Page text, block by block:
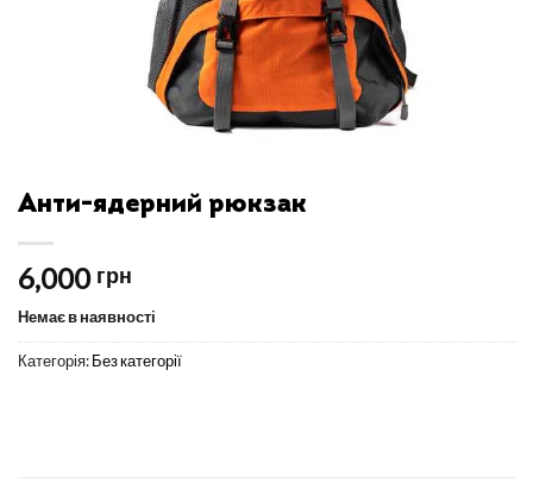
Анти-ядерний рюкзак
6,000 грн
Немає в наявності
Категорія:Без категорії